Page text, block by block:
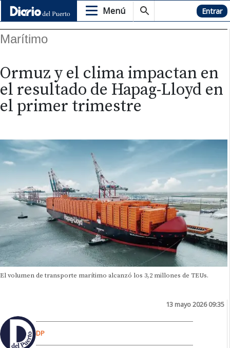
Menú Hemeroteca Entrar
Marítimo
Ormuz y el clima impactan en
el resultado de Hapag-Lloyd en
el primer trimestre
El volumen de transporte marítimo alcanzó los 3,2 millones de TEUs.
13 mayo 2026 09:35
DP